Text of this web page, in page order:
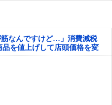
筋なんですけど…」消費減税
を値上げして店頭価格を変